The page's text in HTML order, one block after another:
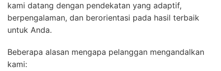
kami datang dengan pendekatan yang adaptif,
berpengalaman, dan berorientasi pada hasil terbaik
untuk Anda.
Beberapa alasan mengapa pelanggan mengandalkan
kami: